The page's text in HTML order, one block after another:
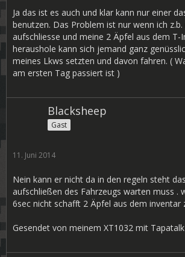
Ja das ist es auch und klar kann nur einer
benutzen. Das Problem ist nur wenn ich
aufschliesse und meine 2 Äpfel aus dem T-
heraushole kann sich jemand ganz
meines Lkws setzten und davon fahren. (
am ersten Tag passiert ist )
Blacksheep
Gast
11. Juni 2014
Nein kann er nicht da in den regeln steht
aufschließen des Fahrzeugs warten muss .
6sec nicht schafft 2 Äpfel aus dem inventar
Gesendet von meinem XT1032 mit Tapatalk